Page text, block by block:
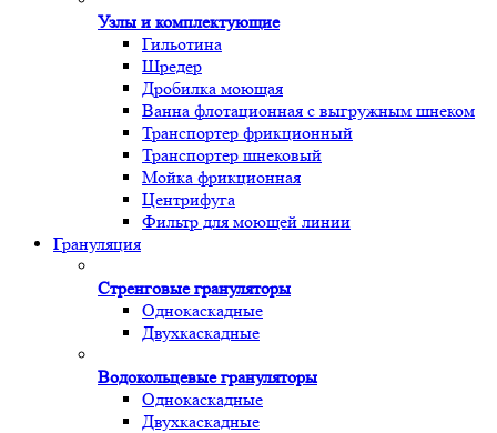
Узлы и комплектующие
Гильотина
Шредер
Дробилка моющая
Ванна флотационная с выгружным шнеком
Транспортер фрикционный
Транспортер шнековый
Мойка фрикционная
Центрифуга
Фильтр для моющей линии
Грануляция
Стренговые грануляторы
Однокаскадные
Двухкаскадные
Водокольцевые грануляторы
Однокаскадные
Двухкаскадные